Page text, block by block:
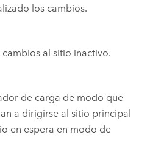
los cambios.
al sitio inactivo.
de carga de modo que
a dirigirse al sitio principal
en espera en modo de